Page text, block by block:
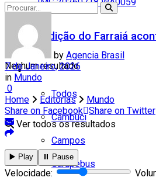
5ª edição do Farraiá
Cidades
Todos
Cambuci
Campos
Carapebus
Nenhum resultado
Ver todos os resultados
by Agencia Brasil
7 de Janeiro, 2026
in Mundo
0
Home
Editorias
Mundo
Share on Facebook Share on Twitter
▶️ Play ⏸️ Pause
Velocidade: